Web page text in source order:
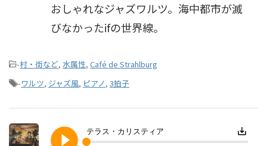
おしゃれなジャズワルツ。海中都市が滅
びなかったifの世界線。
-村・街など, 水属性, Café de Strahlburg
-ワルツ, ジャズ風, ピアノ, 3拍子
テラス・カリスティア save_alt